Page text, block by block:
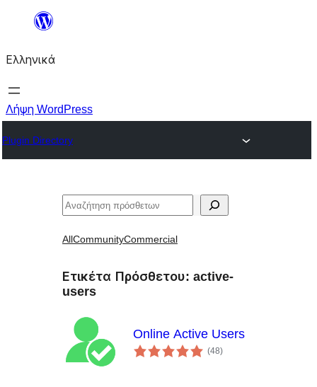
Μετάβαση
περιεχόμενο
Ελληνικά
Λήψη WordPress
Plugin Directory
Αναζήτηση
AllCommunityCommercial
Ετικέτα Πρόσθετου: active-
users
Online Active Users
(48αξιολογήσεις
σύνολο
)